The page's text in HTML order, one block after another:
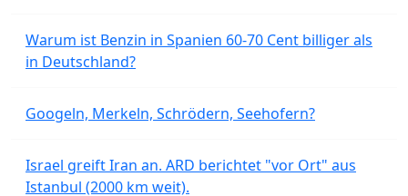
Warum ist Benzin in Spanien 60-70 Cent billiger als
in Deutschland?
Googeln, Merkeln, Schrödern, Seehofern?
Israel greift Iran an. ARD berichtet "vor Ort" aus
Istanbul (2000 km weit).